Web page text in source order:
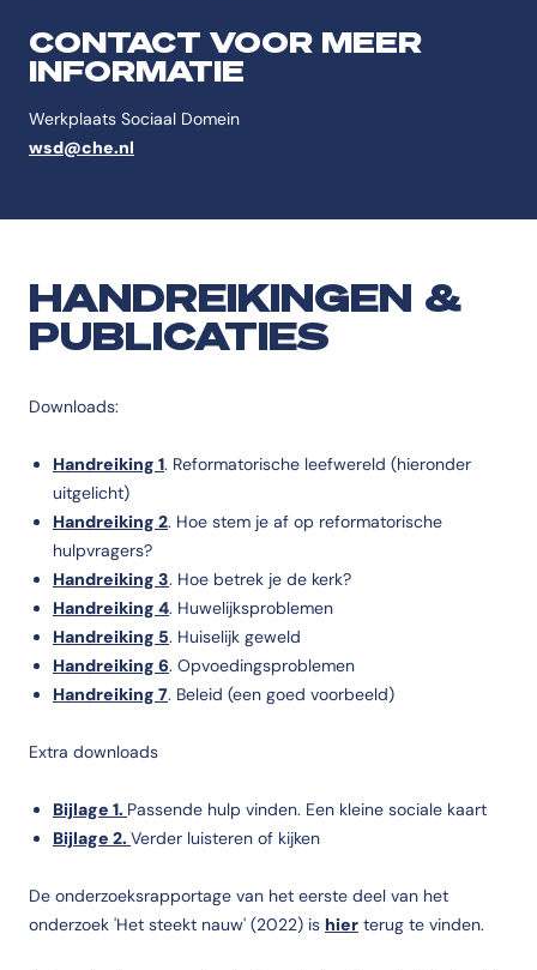
CONTACT VOOR MEER
INFORMATIE
Werkplaats Sociaal Domein
wsd@che.nl
HANDREIKINGEN &
PUBLICATIES
Downloads:
Handreiking 1. Reformatorische leefwereld (hieronder
uitgelicht)
Handreiking 2. Hoe stem je af op reformatorische
hulpvragers?
Handreiking 3. Hoe betrek je de kerk?
Handreiking 4. Huwelijksproblemen
Handreiking 5. Huiselijk geweld
Handreiking 6. Opvoedingsproblemen
Handreiking 7. Beleid (een goed voorbeeld)
Extra downloads
Bijlage 1. Passende hulp vinden. Een kleine sociale kaart
Bijlage 2. Verder luisteren of kijken
De onderzoeksrapportage van het eerste deel van het
onderzoek 'Het steekt nauw' (2022) is hier terug te vinden.